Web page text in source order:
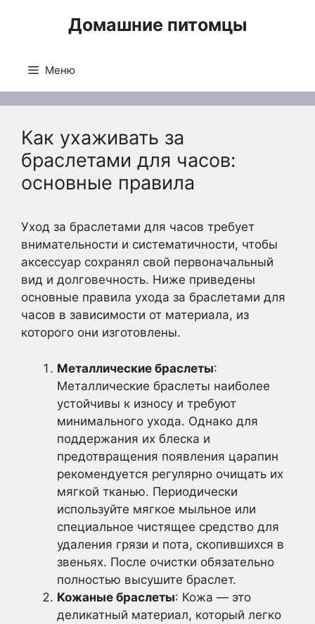
Домашние питомцы
Меню
Как ухаживать за
браслетами для часов:
основные правила
Уход за браслетами для часов требует
внимательности и систематичности, чтобы
аксессуар сохранял свой первоначальный
вид и долговечность. Ниже приведены
основные правила ухода за браслетами для
часов в зависимости от материала, из
которого они изготовлены.
Металлические браслеты:
Металлические браслеты наиболее
устойчивы к износу и требуют
минимального ухода. Однако для
поддержания их блеска и
предотвращения появления царапин
рекомендуется регулярно очищать их
мягкой тканью. Периодически
используйте мягкое мыльное или
специальное чистящее средство для
удаления грязи и пота, скопившихся в
звеньях. После очистки обязательно
полностью высушите браслет.
Кожаные браслеты: Кожа — это
деликатный материал, который легко